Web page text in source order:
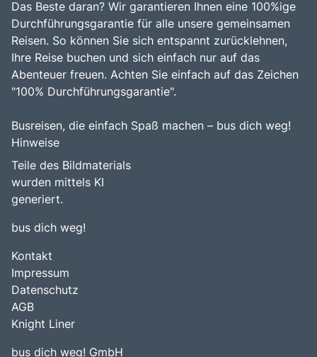
Das Beste daran? Wir garantieren Ihnen eine 100%ige
Durchführungsgarantie für alle unsere gemeinsamen
Reisen. So können Sie sich entspannt zurücklehnen,
Ihre Reise buchen und sich einfach nur auf das
Abenteuer freuen. Achten Sie einfach auf das Zeichen
"100% Durchführungsgarantie".
Busreisen, die einfach Spaß machen – bus dich weg!
Hinweise
Teile des Bildmaterials
wurden mittels KI
generiert.
bus dich weg!
Kontakt
Impressum
Datenschutz
AGB
Knight Liner
bus dich weg! GmbH